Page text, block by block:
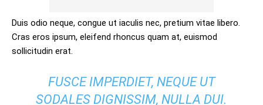
Duis odio neque, congue ut iaculis nec, pretium vitae libero.
Cras eros ipsum, eleifend rhoncus quam at, euismod
sollicitudin erat.
FUSCE IMPERDIET, NEQUE UT
SODALES DIGNISSIM, NULLA DUI.